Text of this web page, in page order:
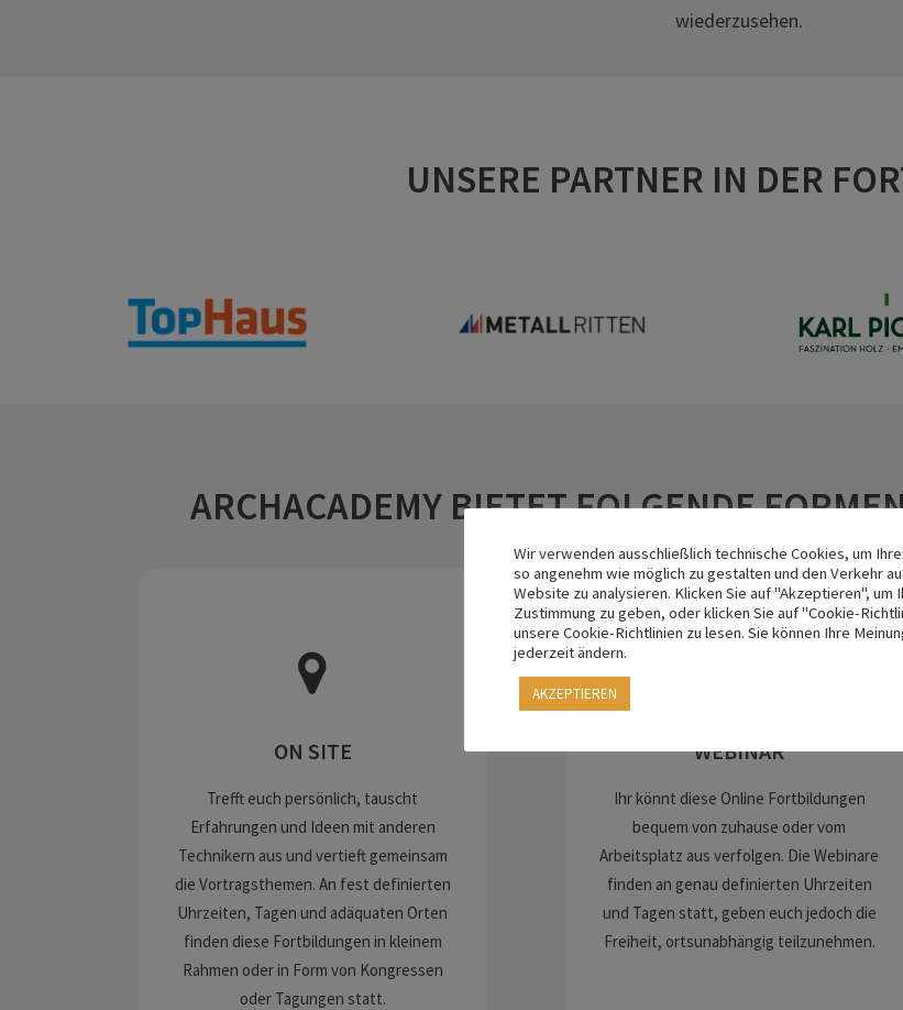
wiederzusehen.
UNSERE PARTNER IN DER
ARCHACADEMY BIETET FOLGENDE
ON SITE
Trefft euch persönlich, tauscht
Erfahrungen und Ideen mit anderen
Technikern aus und vertieft gemeinsam
die Vortragsthemen. An fest definierten
Uhrzeiten, Tagen und adäquaten Orten
finden diese Fortbildungen in kleinem
Rahmen oder in Form von Kongressen
oder Tagungen statt.
WEBINAR
Ihr könnt diese Online Fortbildungen
bequem von zuhause oder vom
Arbeitsplatz aus verfolgen. Die Webinare
finden an genau definierten Uhrzeiten
und Tagen statt, geben euch jedoch die
Freiheit, ortsunabhängig teilzunehmen.
Wir verwenden ausschließlich technische Cookies, um
so angenehm wie möglich zu gestalten und den Verkehr
Website zu analysieren. Klicken Sie auf "Akzeptieren", um
Zustimmung zu geben, oder klicken Sie auf "Cookie-
unsere Cookie-Richtlinien zu lesen. Sie können Ihre
jederzeit ändern.
AKZEPTIEREN